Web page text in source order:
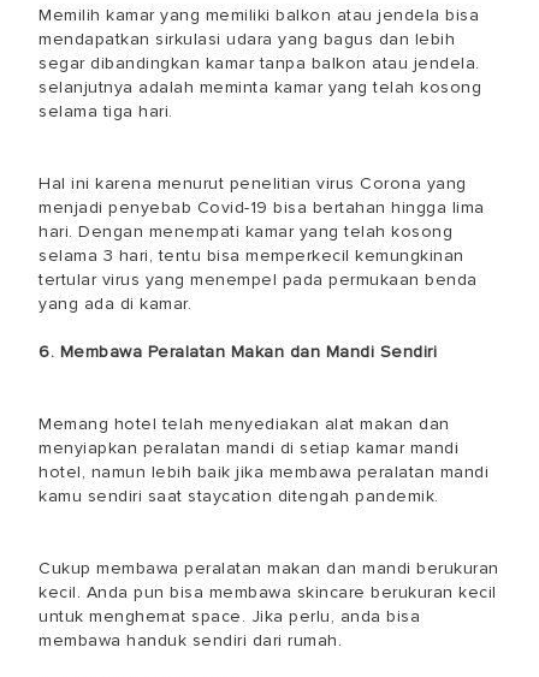
Memilih kamar yang memiliki balkon atau jendela bisa
mendapatkan sirkulasi udara yang bagus dan lebih
segar dibandingkan kamar tanpa balkon atau jendela.
selanjutnya adalah meminta kamar yang telah kosong
selama tiga hari.
Hal ini karena menurut penelitian virus Corona yang
menjadi penyebab Covid-19 bisa bertahan hingga lima
hari. Dengan menempati kamar yang telah kosong
selama 3 hari, tentu bisa memperkecil kemungkinan
tertular virus yang menempel pada permukaan benda
yang ada di kamar.
6. Membawa Peralatan Makan dan Mandi Sendiri
Memang hotel telah menyediakan alat makan dan
menyiapkan peralatan mandi di setiap kamar mandi
hotel, namun lebih baik jika membawa peralatan mandi
kamu sendiri saat staycation ditengah pandemik.
Cukup membawa peralatan makan dan mandi berukuran
kecil. Anda pun bisa membawa skincare berukuran kecil
untuk menghemat space. Jika perlu, anda bisa
membawa handuk sendiri dari rumah.